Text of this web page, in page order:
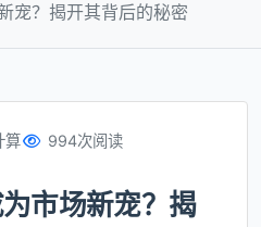
宠？揭开其背后的秘密
算 994次阅读
市场新宠？揭